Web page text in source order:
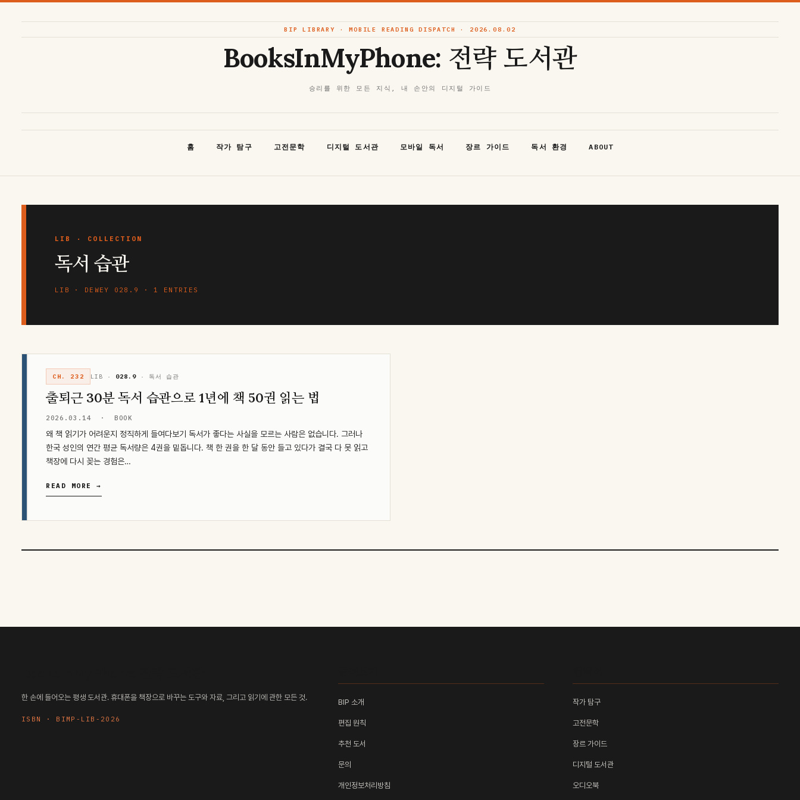
BIP LIBRARY · MOBILE READING DISPATCH · 2026.08.02
BooksInMyPhone: 전략 도서관
승리를 위한 모든 지식, 내 손안의 디지털 가이드
홈 작가 탐구 고전문학 디지털 도서관 모바일 독서 장르 가이드 독서 환경 ABOUT
독서 습관
LIB · DEWEY 028.9 · 1 ENTRIES
CH. 232 LIB · 028.9 · 독서 습관
출퇴근 30분 독서 습관으로 1년에 책 50권 읽는 법
2026.03.14 · BOOK
왜 책 읽기가 어려운지 정직하게 들여다보기 독서가 좋다는 사실을 모르는 사람은 없습니다. 그러나
한국 성인의 연간 평균 독서량은 4권을 밑돕니다. 책 한 권을 한 달 동안 들고 있다가 결국 다 못 읽고
책장에 다시 꽂는 경험은…
READ MORE →
한 손에 들어오는 평생 도서관. 휴대폰을 책장으로 바꾸는 도구와 자료, 그리고 읽기에 관한 모든 것.
ISBN · BIMP-LIB-2026
BIP 소개
편집 원칙
추천 도서
문의
개인정보처리방침
작가 탐구
고전문학
장르 가이드
디지털 도서관
오디오북